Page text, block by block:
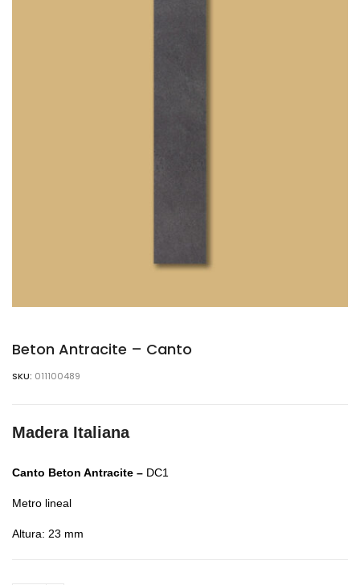
Beton Antracite – Canto
SKU: 011100489
Madera Italiana
Canto Beton Antracite – DC1
Metro lineal
Altura: 23 mm